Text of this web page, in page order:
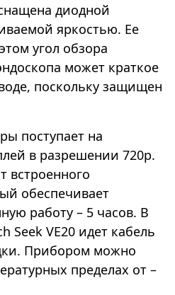
диодной
яркостью. Ее
угол обзора
может краткое
поскольку защищен
поступает на
в разрешении 720p.
встроенного
обеспечивает
работу – 5 часов. В
Seek VE20 идет кабель
Прибором можно
пределах от –